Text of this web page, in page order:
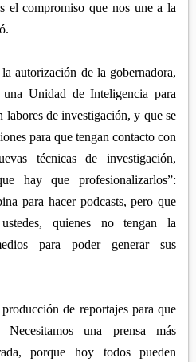
el compromiso que nos une a la
autorización de la gobernadora,
Unidad de Inteligencia para
labores de investigación, y que se
para que tengan contacto con
técnicas de investigación,
hay que profesionalizarlos”:
para hacer podcasts, pero que
quienes no tengan la
para poder generar sus
de reportajes para que
Necesitamos una prensa más
porque hoy todos pueden